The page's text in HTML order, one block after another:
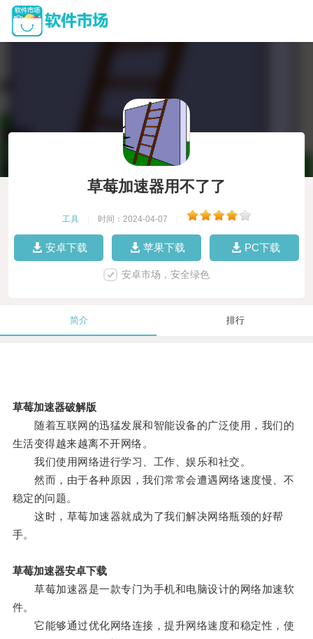
草莓加速器用不了了
工具 时间：2024-04-07
安卓下载 苹果下载 PC下载
安卓市场，安全绿色
简介 排行
草莓加速器破解版
随着互联网的迅猛发展和智能设备的广泛使用，我们的
生活变得越来越离不开网络。
我们使用网络进行学习、工作、娱乐和社交。
然而，由于各种原因，我们常常会遭遇网络速度慢、不
稳定的问题。
这时，草莓加速器就成为了我们解决网络瓶颈的好帮
手。
草莓加速器安卓下载
草莓加速器是一款专门为手机和电脑设计的网络加速软
件。
它能够通过优化网络连接，提升网络速度和稳定性，使